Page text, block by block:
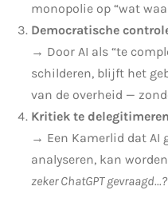
monopolie op “wat
Democratische
→ Door AI als “te
schilderen, blijft het
van de overheid —
Kritiek te delegitimeren
→ Een Kamerlid dat AI
analyseren, kan
zeker ChatGPT